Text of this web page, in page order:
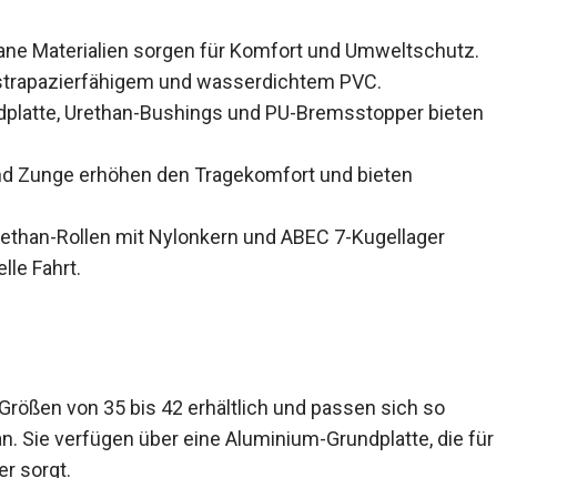
Materialien sorgen für Komfort und Umweltschutz.
und wasserdichtem PVC.
Urethan-Bushings und PU-Bremsstopper bieten
Zunge erhöhen den Tragekomfort und bieten
Rollen mit Nylonkern und ABEC 7-Kugellager
Fahrt.
von 35 bis 42 erhältlich und passen sich so
Sie verfügen über eine Aluminium-Grundplatte, die für
sorgt.